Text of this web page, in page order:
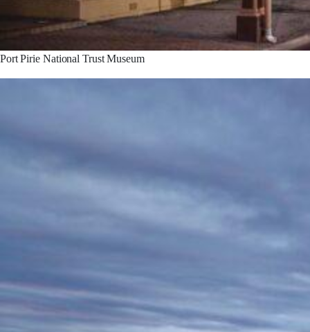
Port Pirie National Trust Museum